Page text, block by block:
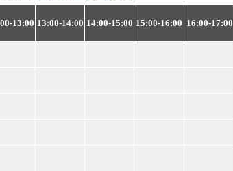
13:00 13:00-14:00 14:00-15:00 15:00-16:00 16:00-17:00